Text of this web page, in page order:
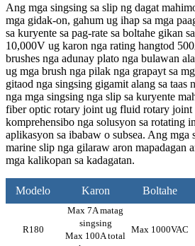
Ang mga singsing sa slip ng dagat
mga gidak-on, gahum ug ihap sa mga
sa kuryente sa pag-rate sa boltahe gikan
10,000V ug karon nga rating hangtod
brushes nga adunay plato nga bulawan
ug mga brush nga pilak nga grapayt sa
gitaod nga singsing gigamit alang sa
nga mga singsing nga slip sa kuryente
fiber optic rotary joint ug fluid rotary joint
komprehensibo nga solusyon sa rotating
aplikasyon sa ibabaw o subsea. Ang
marine slip nga gilaraw aron mapadagan
mga kalikopan sa kadagatan.
Modelo Karon Boltahe
R180
Max 7A matag
singsing
Max 100A total
Max 1000VAC